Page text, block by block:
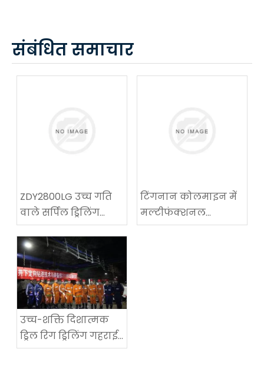
संबंधित समाचार
ZDY2800LG उच्च गति
वाले सर्पिल ड्रिलिंग
तकनीकी उपकरण
परीक्षण में सफलता
टिंगनान कोलमाइन में
मल्टीफंक्शनल
कोलमाइन रोडवे-
उच्च-शक्ति दिशात्मक
ड्रिल रिग ड्रिलिंग गहराई
में एक नया विश्व रिकॉर्ड